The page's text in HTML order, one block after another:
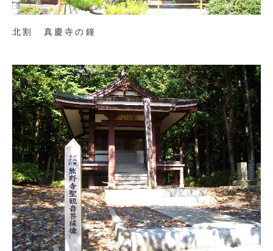
北割 真慶寺の鐘